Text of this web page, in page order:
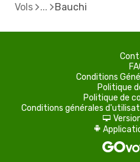
Vols Bauchi
Conditions
Politique
Politique de
Conditions générales
d
A